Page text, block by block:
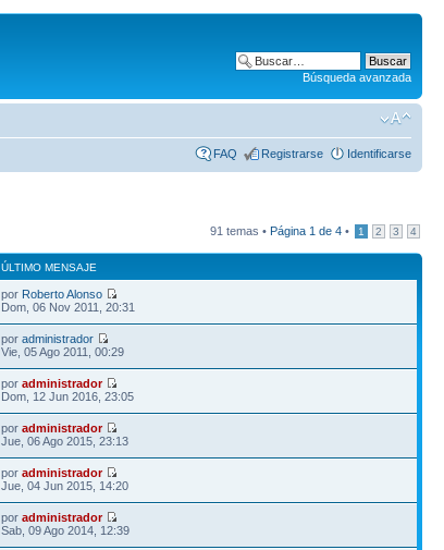
Búsqueda avanzada
FAQ Registrarse Identificarse
91 temas • Página 1 de 4 • 1 2 3 4
ÚLTIMO MENSAJE
por Roberto Alonso
Dom, 06 Nov 2011, 20:31
poradministrador
Vie, 05 Ago 2011, 00:29
poradministrador
Dom, 12 Jun 2016, 23:05
poradministrador
Jue, 06 Ago 2015, 23:13
poradministrador
Jue, 04 Jun 2015, 14:20
poradministrador
Sab, 09 Ago 2014, 12:39